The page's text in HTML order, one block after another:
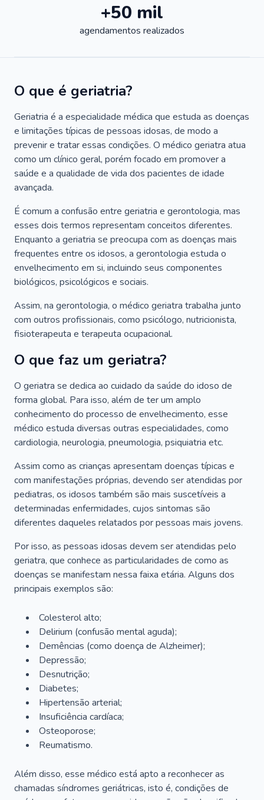
+50 mil
agendamentos realizados
O que é geriatria?
Geriatria é a especialidade médica que estuda as doenças
e limitações típicas de pessoas idosas, de modo a
prevenir e tratar essas condições. O médico geriatra atua
como um clínico geral, porém focado em promover a
saúde e a qualidade de vida dos pacientes de idade
avançada.
É comum a confusão entre geriatria e gerontologia, mas
esses dois termos representam conceitos diferentes.
Enquanto a geriatria se preocupa com as doenças mais
frequentes entre os idosos, a gerontologia estuda o
envelhecimento em si, incluindo seus componentes
biológicos, psicológicos e sociais.
Assim, na gerontologia, o médico geriatra trabalha junto
com outros profissionais, como psicólogo, nutricionista,
fisioterapeuta e terapeuta ocupacional.
O que faz um geriatra?
O geriatra se dedica ao cuidado da saúde do idoso de
forma global. Para isso, além de ter um amplo
conhecimento do processo de envelhecimento, esse
médico estuda diversas outras especialidades, como
cardiologia, neurologia, pneumologia, psiquiatria etc.
Assim como as crianças apresentam doenças típicas e
com manifestações próprias, devendo ser atendidas por
pediatras, os idosos também são mais suscetíveis a
determinadas enfermidades, cujos sintomas são
diferentes daqueles relatados por pessoas mais jovens.
Por isso, as pessoas idosas devem ser atendidas pelo
geriatra, que conhece as particularidades de como as
doenças se manifestam nessa faixa etária. Alguns dos
principais exemplos são:
Colesterol alto;
Delirium (confusão mental aguda);
Demências (como doença de Alzheimer);
Depressão;
Desnutrição;
Diabetes;
Hipertensão arterial;
Insuficiência cardíaca;
Osteoporose;
Reumatismo.
Além disso, esse médico está apto a reconhecer as
chamadas síndromes geriátricas, isto é, condições de